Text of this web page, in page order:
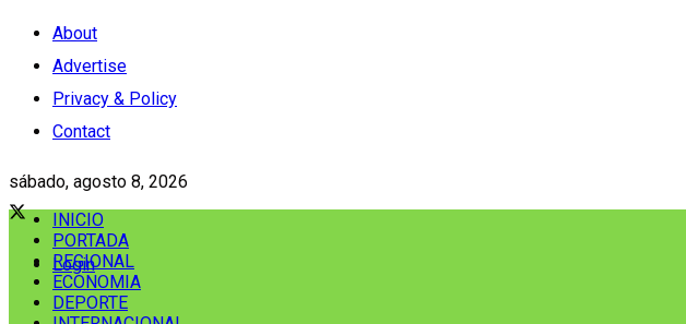
About
Advertise
Privacy & Policy
Contact
sábado, agosto 8, 2026
Login
INICIO
PORTADA
REGIONAL
ECONOMIA
DEPORTE